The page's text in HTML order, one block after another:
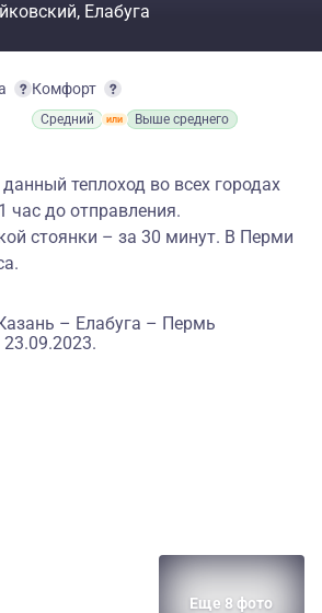
Елабуга
Комфорт
Средний Выше среднего
теплоход во всех городах
час до отправления.
стоянки – за 30 минут. В Перми
– Елабуга – Пермь
Еще 8 фото